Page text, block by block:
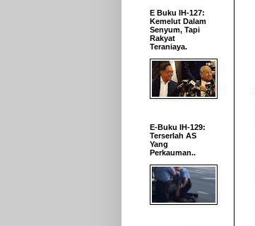
E Buku IH-127:
Kemelut Dalam
Senyum, Tapi
Rakyat
Teraniaya.
E-Buku IH-129:
Terserlah AS
Yang
Perkauman..